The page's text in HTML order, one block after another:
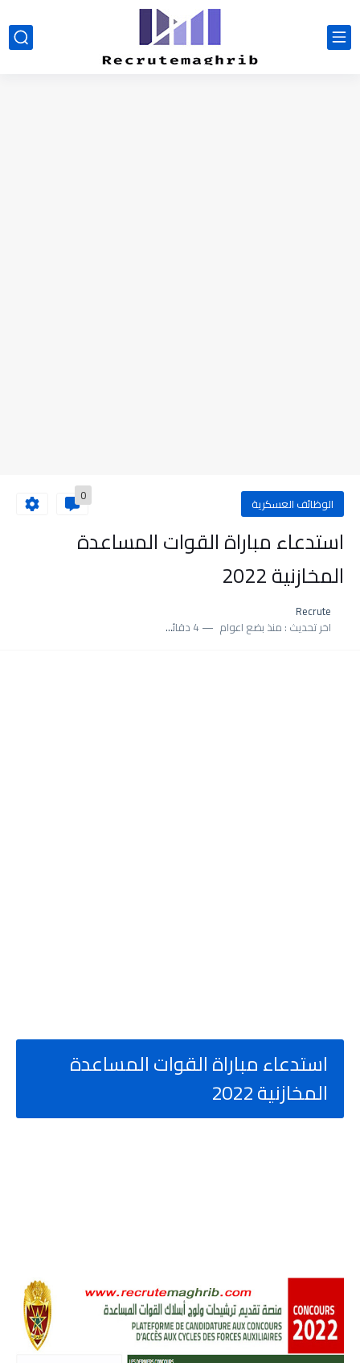
الوظائف العسكرية 0
استدعاء مباراة القوات المساعدة
المخازنية 2022
Recrute
اخر تحديث : منذ بضع اعوام 4 دقائق للقراءة
استدعاء مباراة القوات المساعدة
المخازنية 2022